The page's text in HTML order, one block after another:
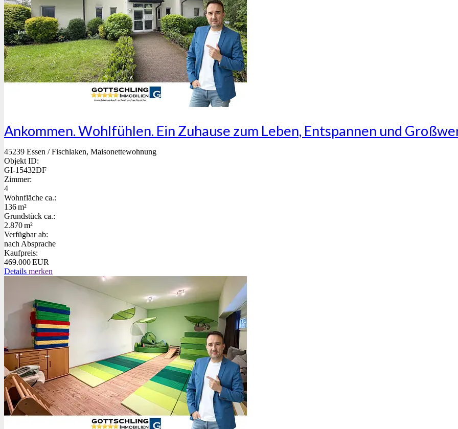
Ankommen. Wohlfühlen. Ein Zuhause zum Leben, Entspannen und
45239 Essen / Fischlaken, Maisonettewohnung
Objekt ID:
GI-15432DF
Zimmer:
4
Wohnfläche ca.:
136 m²
Grund­stück ca.:
2.870 m²
Verfügbar ab:
nach Absprache
Kaufpreis:
469.000 EUR
Details merken